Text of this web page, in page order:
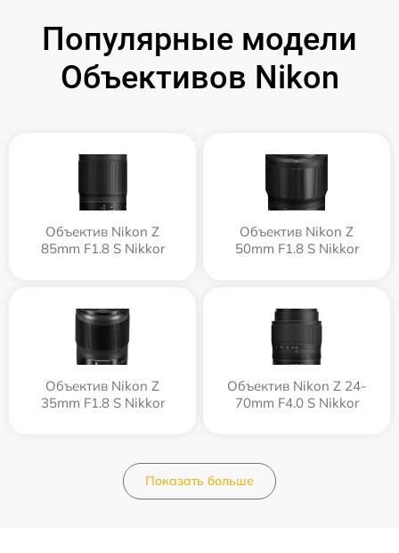
Популярные модели
Объективов Nikon
Объектив Nikon Z
85mm F1.8 S Nikkor
Объектив Nikon Z
50mm F1.8 S Nikkor
Объектив Nikon Z
35mm F1.8 S Nikkor
Объектив Nikon Z 24-
70mm F4.0 S Nikkor
Показать больше